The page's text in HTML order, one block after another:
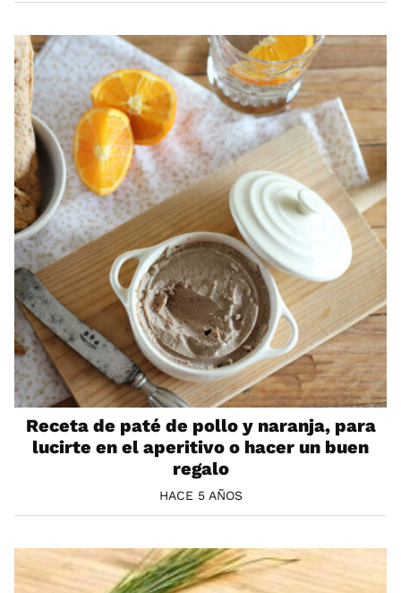
Receta de paté de pollo y naranja, para
lucirte en el aperitivo o hacer un buen
regalo
HACE 5 AÑOS